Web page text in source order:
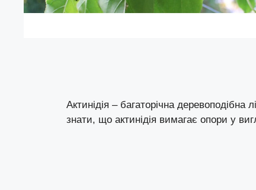
Актинідія – багаторічна
знати, що актинідія вимагає опори у